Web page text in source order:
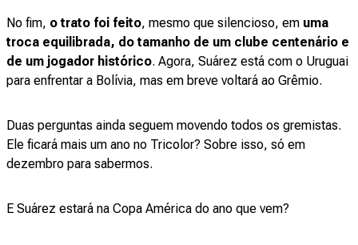
No fim, o trato foi feito, mesmo que silencioso, em uma
troca equilibrada, do tamanho de um clube centenário e
de um jogador histórico. Agora, Suárez está com o Uruguai
para enfrentar a Bolívia, mas em breve voltará ao Grêmio.
Duas perguntas ainda seguem movendo todos os gremistas.
Ele ficará mais um ano no Tricolor? Sobre isso, só em
dezembro para sabermos.
E Suárez estará na Copa América do ano que vem?